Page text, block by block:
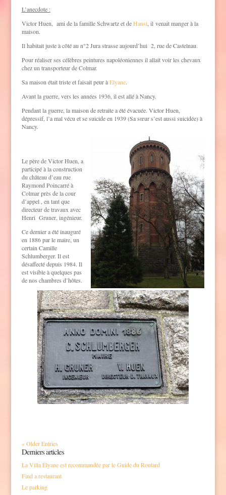
L’anecdote :
Victor Huen, ami de la famille Schwartz et deHansi, il venait manger à la
maison.
Il habitait juste à côté au n°2 Jura strasse aujourd’hui 2, rue de Castelnau.
Pour réaliser ses célèbres peintures napoléoniennes il allait voir les chevaux
chez un transporteur de Colmar.
Sa maison était triste et faisait peur àElyane.
Avant la guerre, vers les années 1936, il est allé à Nancy.
Pendant la guerre, la maison de retraite a été évacuée. Victor Huen,
dépressif, l’a mal vécu et se suicide en 1939 (Sa sœur s’est aussi suicidée) à
Nancy.
Le père de Victor Huen, a
participé à la construction
du château d’eau rue
Raymond Poincarré à
Colmar près de la cour
d’appel , en tant que
directeur de travaux avec
Henri Gruner, ingénieur.
Ce dernier a été inauguré
en 1886 par le maire, un
certain Camille
Schlumberger. Il est
désaffecté depuis 1984. Il
est visible à quelques pas
de nos chambres d’hôtes.
« Older Entries
Derniers articles
La Villa Élyane est recommandée par le Guide du Routard
Find a restaurant
Le parking